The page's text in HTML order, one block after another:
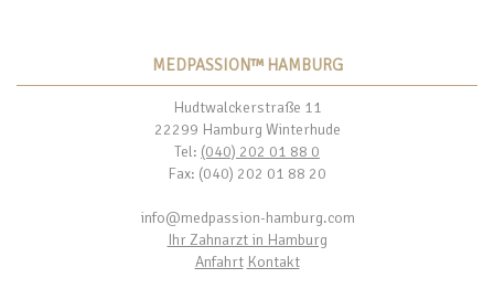
MEDPASSION™ HAMBURG
Hudtwalckerstraße 11
22299 Hamburg Winterhude
Tel: (040) 202 01 88 0
Fax: (040) 202 01 88 20
info@medpassion-hamburg.com
Ihr Zahnarzt in Hamburg
Anfahrt Kontakt